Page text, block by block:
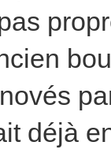
déjà